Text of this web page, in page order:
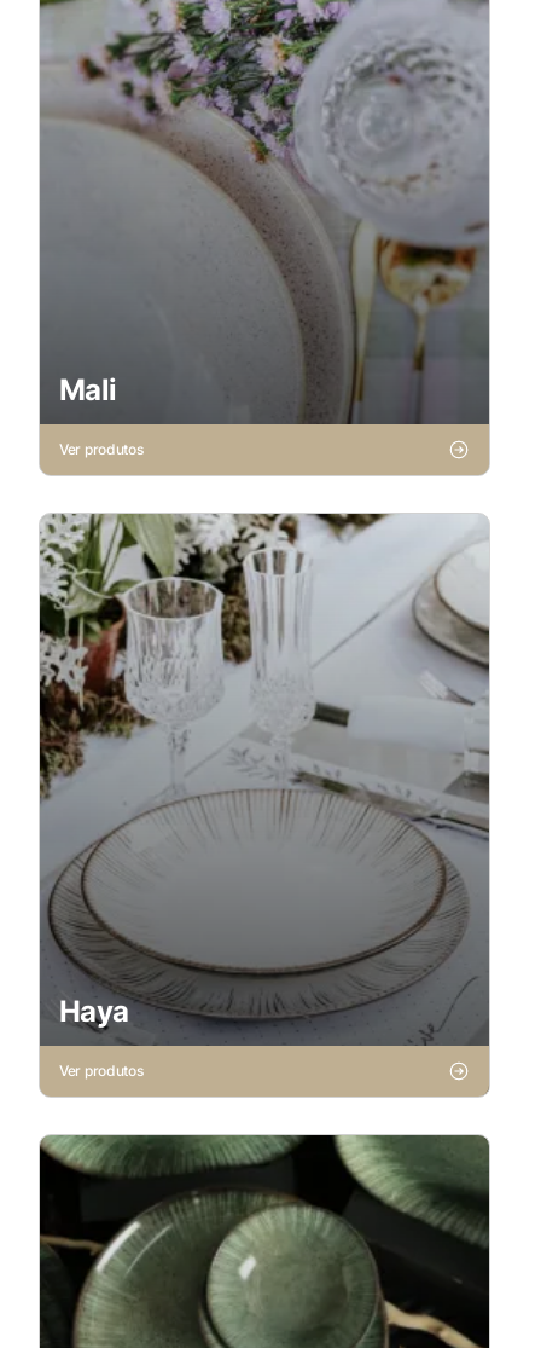
Mali
Ver produtos
Haya
Ver produtos